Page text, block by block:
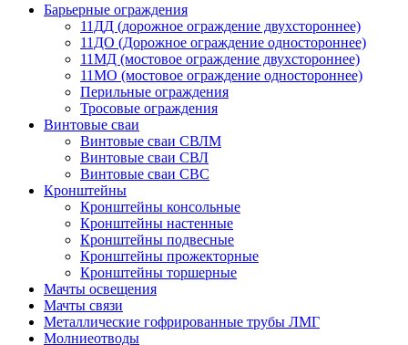
Барьерные ограждения
11ДД (дорожное ограждение двухстороннее)
11ДО (Дорожное ограждение одностороннее)
11МД (мостовое ограждение двухстороннее)
11МО (мостовое ограждение одностороннее)
Перильные ограждения
Тросовые ограждения
Винтовые сваи
Винтовые сваи СВЛМ
Винтовые сваи СВЛ
Винтовые сваи СВС
Кронштейны
Кронштейны консольные
Кронштейны настенные
Кронштейны подвесные
Кронштейны прожекторные
Кронштейны торшерные
Мачты освещения
Мачты связи
Металлические гофрированные трубы ЛМГ
Молниеотводы